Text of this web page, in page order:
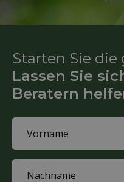
Starten Sie
Lassen Sie
Beratern
Name
(Required)
First
name